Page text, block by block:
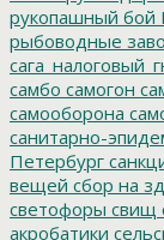
рукопашный бой
рыбоводные
самбо самогон
самооборона
санитарно-
Петербург
вещей сбор на
светофоры свищ
акробатики